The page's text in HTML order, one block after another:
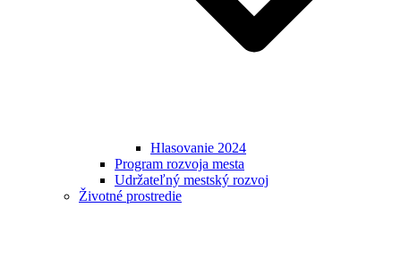
Hlasovanie 2024
Program rozvoja mesta
Udržateľný mestský rozvoj
Životné prostredie